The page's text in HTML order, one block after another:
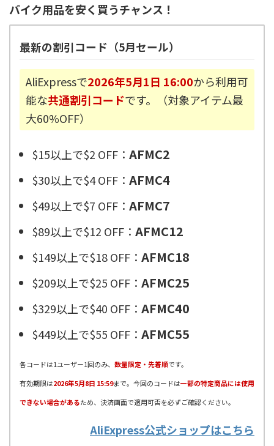
バイク用品を安く買うチャンス！
最新の割引コード（5月セール）
AliExpressで2026年5月1日 16:00から利用可
能な共通割引コードです。（対象アイテム最
大60%OFF）
$15以上で$2 OFF： AFMC2
$30以上で$4 OFF： AFMC4
$49以上で$7 OFF： AFMC7
$89以上で$12 OFF： AFMC12
$149以上で$18 OFF： AFMC18
$209以上で$25 OFF： AFMC25
$329以上で$40 OFF： AFMC40
$449以上で$55 OFF： AFMC55
各コードは1ユーザー1回のみ、 数量限定・先着順です。
有効期限は2026年5月8日 15:59まで。今回のコードは一部の特定商品には使用
できない場合があるため、決済画面で適用可否を必ずご確認ください。
AliExpress公式ショップはこちら